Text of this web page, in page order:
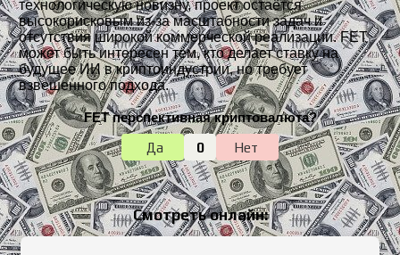
технологическую новизну, проект остаётся
высокорисковым из-за масштабности задач и
отсутствия широкой коммерческой реализации. FET
может быть интересен тем, кто делает ставку на
будущее ИИ в криптоиндустрии, но требует
взвешенного подхода.
FET перспективная криптовалюта?
Да
0 Нет
Смотреть онлайн: